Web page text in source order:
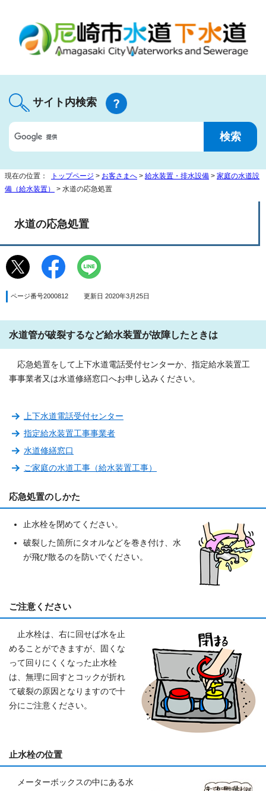
サイト内検索
現在の位置： トップページ > お客さまへ > 給水装置・排水設備 > 家庭の水道設
備（給水装置）
> 水道の応急処置
水道の応急処置
ページ番号2000812 更新日 2020年3月25日
水道管が破裂するなど給水装置が故障したときは
応急処置をして上下水道電話受付センターか、指定給水装置工
事事業者又は水道修繕窓口へお申し込みください。
上下水道電話受付センター
指定給水装置工事事業者
水道修繕窓口
ご家庭の水道工事（給水装置工事）
応急処置のしかた
止水栓を閉めてください。
破裂した箇所にタオルなどを巻き付け、水
が飛び散るのを防いでください。
ご注意ください
止水栓は、右に回せば水を止
めることができますが、固くな
って回りにくくなった止水栓
は、無理に回すとコックが折れ
て破裂の原因となりますので十
分にご注意ください。
止水栓の位置
メーターボックスの中にある水